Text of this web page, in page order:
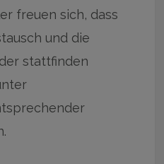
freuen sich, dass
und die
stattfinden